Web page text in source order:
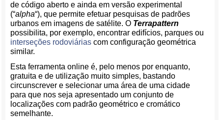
de código aberto e ainda em versão experimental
(“alpha“), que permite efetuar pesquisas de padrões
urbanos em imagens de satélite. O Terrapattern
possibilita, por exemplo, encontrar edifícios, parques ou
interseções rodoviárias com configuração geométrica
similar.
Esta ferramenta online é, pelo menos por enquanto,
gratuita e de utilização muito simples, bastando
circunscrever e selecionar uma área de uma cidade
para que nos seja apresentado um conjunto de
localizações com padrão geométrico e cromático
semelhante.